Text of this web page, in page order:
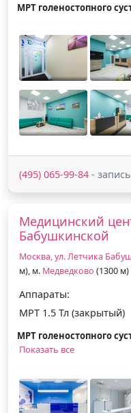
МРТ голеностопного
(495) 065-99-84 -
Медицинский
Бабушкинской
Москва, ул. Летчика
м), м. Медведково (1300 м)
Аппараты:
МРТ 1.5 Тл (закрытый)
МРТ голеностопного
Показать все